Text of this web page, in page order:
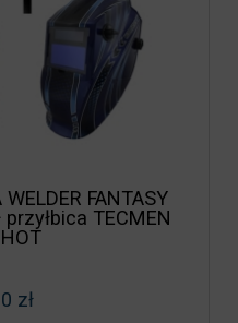
FANTASY
TECMEN
zł